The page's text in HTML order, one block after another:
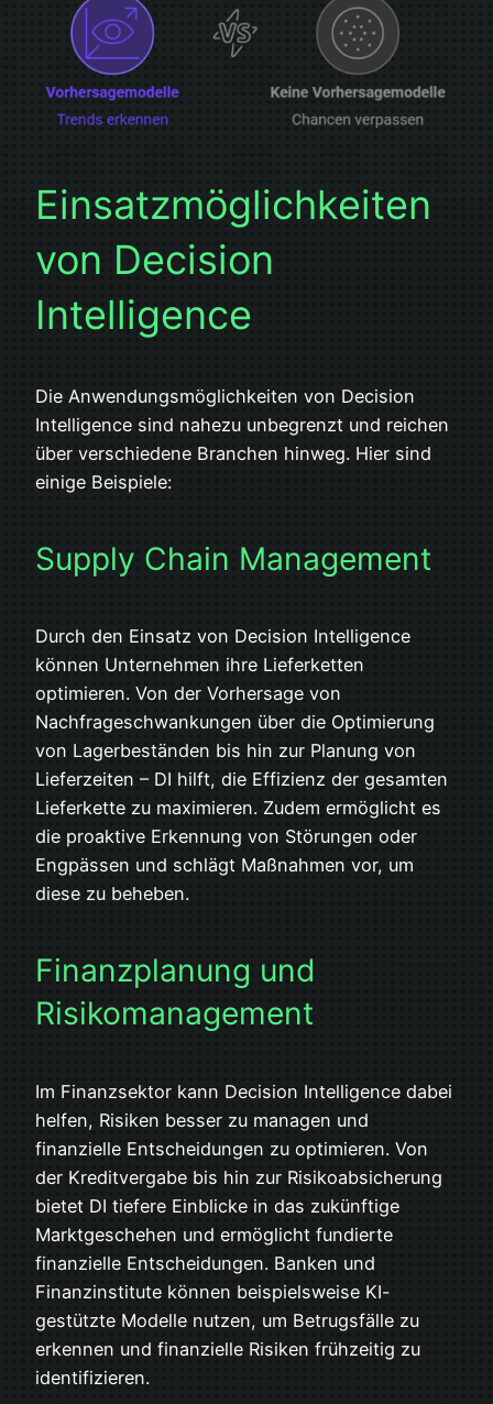
Einsatzmöglichkeiten
von Decision
Intelligence
Die Anwendungsmöglichkeiten von Decision
Intelligence sind nahezu unbegrenzt und reichen
über verschiedene Branchen hinweg. Hier sind
einige Beispiele:
Supply Chain Management
Durch den Einsatz von Decision Intelligence
können Unternehmen ihre Lieferketten
optimieren. Von der Vorhersage von
Nachfrageschwankungen über die Optimierung
von Lagerbeständen bis hin zur Planung von
Lieferzeiten – DI hilft, die Effizienz der gesamten
Lieferkette zu maximieren. Zudem ermöglicht es
die proaktive Erkennung von Störungen oder
Engpässen und schlägt Maßnahmen vor, um
diese zu beheben.
Finanzplanung und
Risikomanagement
Im Finanzsektor kann Decision Intelligence dabei
helfen, Risiken besser zu managen und
finanzielle Entscheidungen zu optimieren. Von
der Kreditvergabe bis hin zur Risikoabsicherung
bietet DI tiefere Einblicke in das zukünftige
Marktgeschehen und ermöglicht fundierte
finanzielle Entscheidungen. Banken und
Finanzinstitute können beispielsweise KI-
gestützte Modelle nutzen, um Betrugsfälle zu
erkennen und finanzielle Risiken frühzeitig zu
identifizieren.